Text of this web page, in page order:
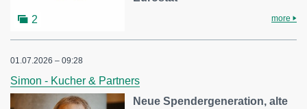
2 more
01.07.2026 – 09:28
Simon - Kucher & Partners
Neue Spendergeneration, alte